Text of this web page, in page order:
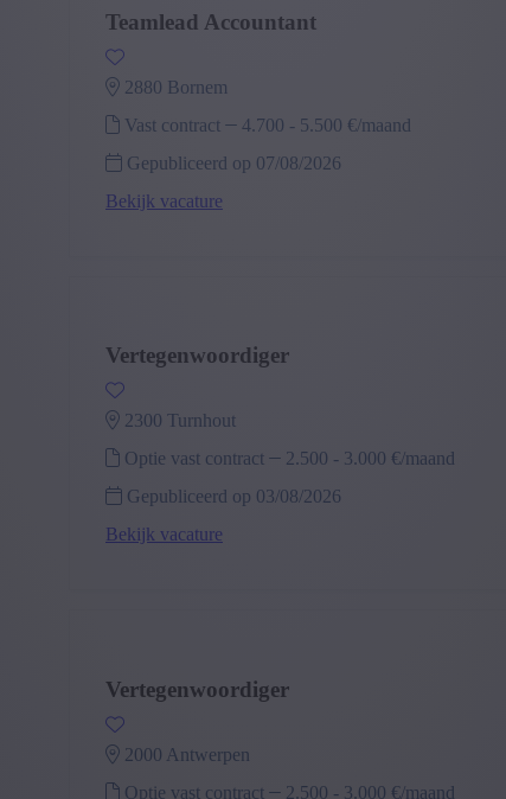
Teamlead Accountant
2880 bornem
Vast contract
4.700 - 5.500 €/maand
Gepubliceerd op 07/08/2026
Bekijk vacature
Vertegenwoordiger
2300 turnhout
Optie vast contract
2.500 - 3.000 €/maand
Gepubliceerd op 03/08/2026
Bekijk vacature
Vertegenwoordiger
2000 antwerpen
Optie vast contract
2.500 - 3.000 €/maand